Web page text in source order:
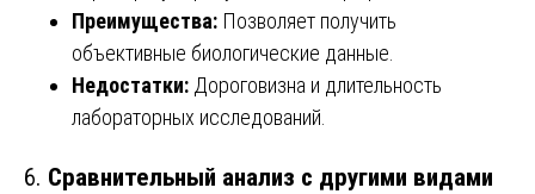
Преимущества: Позволяет получить
объективные биологические данные.
Недостатки: Дороговизна и длительность
лабораторных исследований.
6. Сравнительный анализ с другими видами